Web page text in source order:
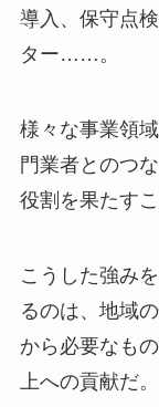
導入、保守点
ター……。
様々な事業領
門業者とのつ
役割を果たす
こうした強み
るのは、地域
から必要なも
上への貢献だ。